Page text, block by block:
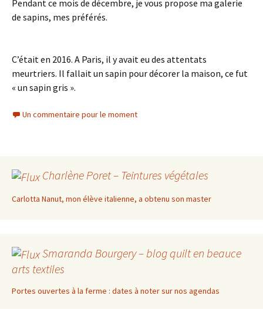
Pendant ce mois de décembre, je vous propose ma galerie
de sapins, mes préférés.
C’était en 2016. A Paris, il y avait eu des attentats
meurtriers. Il fallait un sapin pour décorer la maison, ce fut
« un sapin gris ».
Un commentaire pour le moment
Charlène Poret – Teintures végétales
Carlotta Nanut, mon élève italienne, a obtenu son master
Smaranda Bourgery – blog quilt en beauce
arts textiles
Portes ouvertes à la ferme : dates à noter sur nos agendas